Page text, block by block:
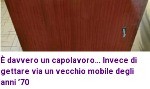
È davvero un capolavoro… Invece di
gettare via un vecchio mobile degli
anni ’70